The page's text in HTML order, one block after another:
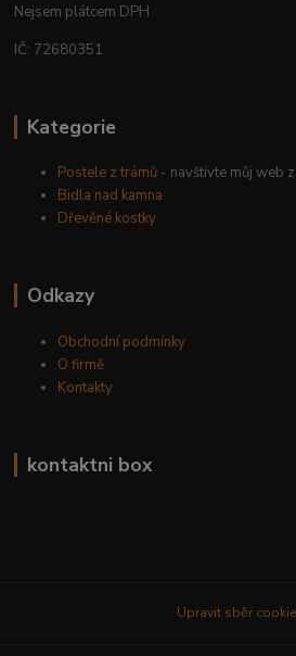
Nejsem plátcem DPH
IČ: 72680351
Kategorie
Postele z trámů - navštivte můj web
Bidla nad kamna
Dřevěné kostky
Odkazy
Obchodní podmínky
O firmě
Kontakty
kontaktni box
Upravit sběr